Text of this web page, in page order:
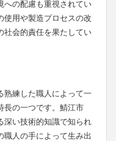
への配慮も重視されてい
使用や製造プロセスの改
社会的責任を果たしてい
熟練した職人によって一
長の一つです。鯖江市
深い技術的知識で知られ
職人の手によって生み出